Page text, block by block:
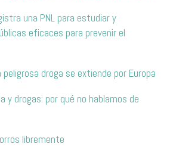
una PNL para estudiar y
eficaces para prevenir el
peligrosa droga se extiende por Europa
y drogas: por qué no hablamos de
libremente